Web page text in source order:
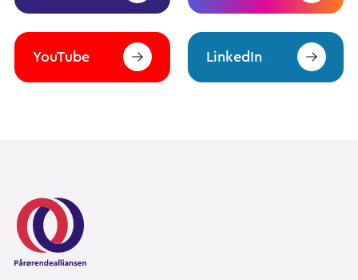
YouTube LinkedIn
Pårørendealliansen